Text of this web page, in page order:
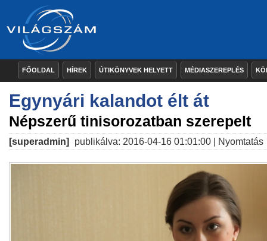
FŐOLDAL HÍREK ÚTIKÖNYVEK HELYETT MÉDIASZEREPLÉS
Egynyári kalandot élt át
Népszerű tinisorozatban szerepelt
[superadmin] publikálva: 2016-04-16 01:01:00 | Nyomtatás